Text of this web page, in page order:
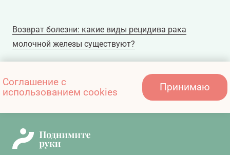
Возврат болезни: какие виды рецидива рака
молочной железы существуют?
Почему только хирургического лечения
недостаточно?
Соглашение с
использованием cookies
Принимаю